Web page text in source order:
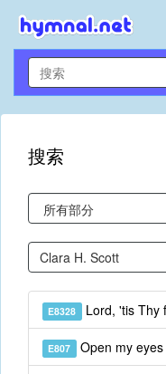
搜索
E8328 Lord, 'tis Thy
E807 Open my